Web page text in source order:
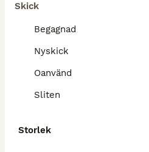
Skick
Begagnad
Nyskick
Oanvänd
Sliten
Storlek